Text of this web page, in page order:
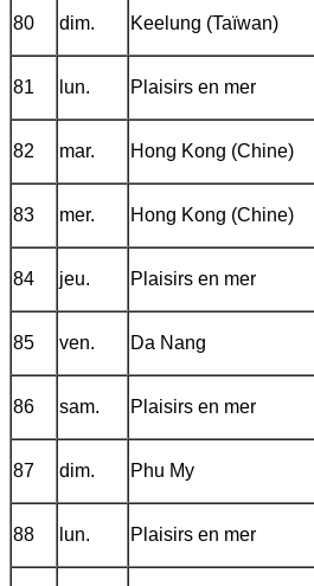
80 dim. Keelung (Taïwan)
81 lun. Plaisirs en mer
82 mar. Hong Kong (Chine)
83 mer. Hong Kong (Chine)
84 jeu. Plaisirs en mer
85 ven. Da Nang
86 sam. Plaisirs en mer
87 dim. Phu My
88 lun. Plaisirs en mer